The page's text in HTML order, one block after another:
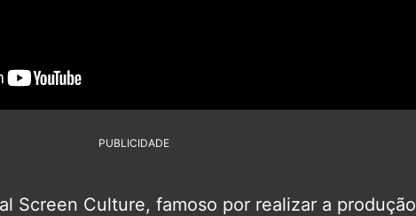
PUBLICIDADE
Screen Culture, famoso por realizar a produção